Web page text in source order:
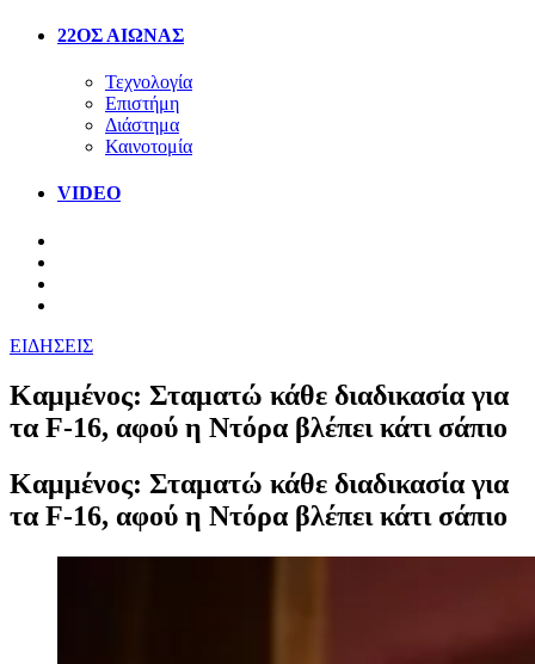
22ΟΣ ΑΙΩΝΑΣ
Τεχνολογία
Επιστήμη
Διάστημα
Καινοτομία
VIDEO
ΕΙΔΗΣΕΙΣ
Καμμένος: Σταματώ κάθε διαδικασία για
τα F-16, αφού η Ντόρα βλέπει κάτι σάπιο
Καμμένος: Σταματώ κάθε διαδικασία για
τα F-16, αφού η Ντόρα βλέπει κάτι σάπιο